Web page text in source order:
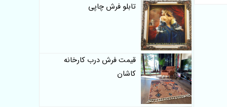
تابلو فرش چاپی
قیمت فرش درب کارخانه
کاشان